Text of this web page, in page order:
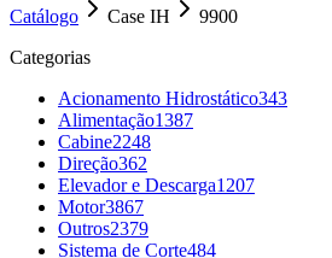
Catálogo Case IH
9900
Categorias
Acionamento Hidrostático343
Alimentação1387
Cabine2248
Direção362
Elevador e Descarga1207
Motor3867
Outros2379
Sistema de Corte484